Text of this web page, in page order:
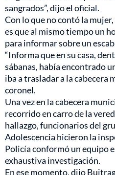
sangrados”, dijo el oficial.
Con lo que no contó la
es que al mismo tiempo un
para informar sobre un
“Informa que en su casa,
sábanas, había encontrado
iba a trasladar a la cabecera
coronel.
Una vez en la cabecera
recorrido en carro de la
hallazgo, funcionarios del
Adolescencia hicieron la
Policía conformó un equipo
exhaustiva investigación.
En ese momento, dijo